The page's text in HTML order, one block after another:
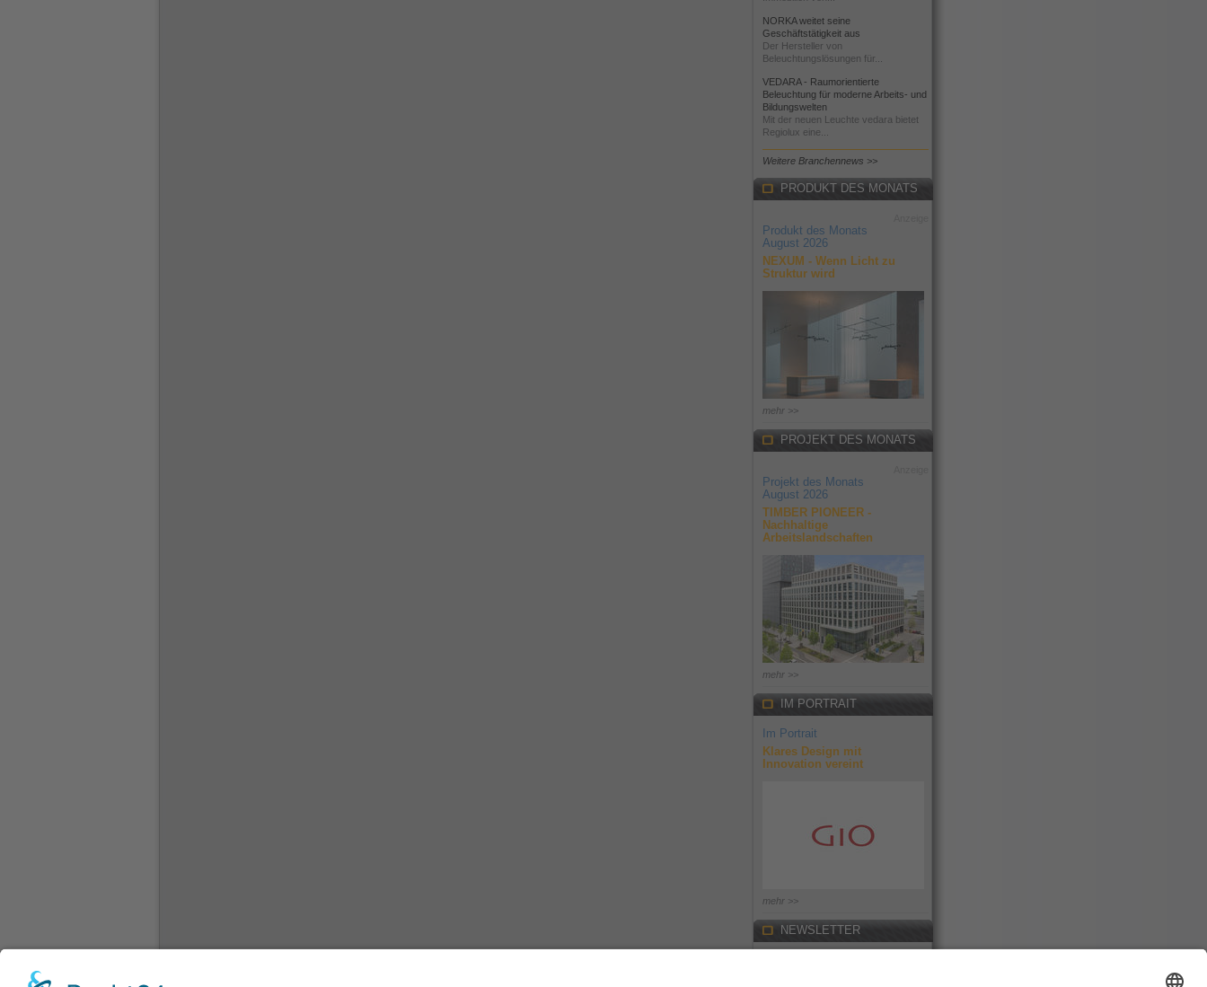
NORKA weitet seine
Geschäftstätigkeit aus
Der Hersteller von
Beleuchtungslösungen für...
VEDARA - Raumorientierte
Beleuchtung für moderne Arbeits- und
Bildungswelten
Mit der neuen Leuchte vedara bietet
Regiolux eine...
Weitere Branchennews >>
PRODUKT DES MONATS
Produkt des Monats
August 2026
NEXUM - Wenn Licht zu
Struktur wird
mehr >>
PROJEKT DES MONATS
Projekt des Monats
August 2026
TIMBER PIONEER -
Nachhaltige
Arbeitslandschaften
mehr >>
IM PORTRAIT
Im Portrait
Klares Design mit
Innovation vereint
mehr >>
NEWSLETTER